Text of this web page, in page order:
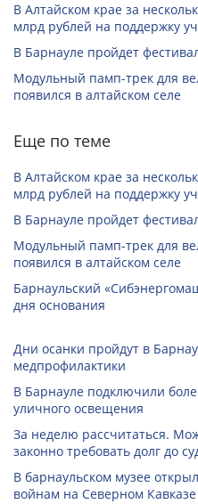
В Алтайском крае за
млрд рублей на поддержку
В Барнауле пройдет
Модульный памп-трек для
появился в алтайском селе
Еще по теме
В Алтайском крае за
млрд рублей на поддержку
В Барнауле пройдет
Модульный памп-трек для
появился в алтайском селе
Барнаульский
дня основания
Дни осанки пройдут в
медпрофилактики
В Барнауле подключили
уличного освещения
За неделю рассчитаться.
законно требовать долг до
В барнаульском музее
войнам на Северном Кавказе